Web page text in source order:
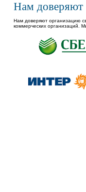
Нам доверяют
Нам доверяют организацию
коммерческих организаций.